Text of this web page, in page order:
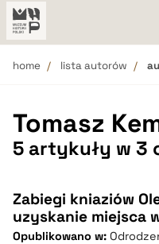
home lista autorów
Tomasz
5 artykuły w 3
Zabiegi kniaziów
uzyskanie miejsca
Opublikowano w: